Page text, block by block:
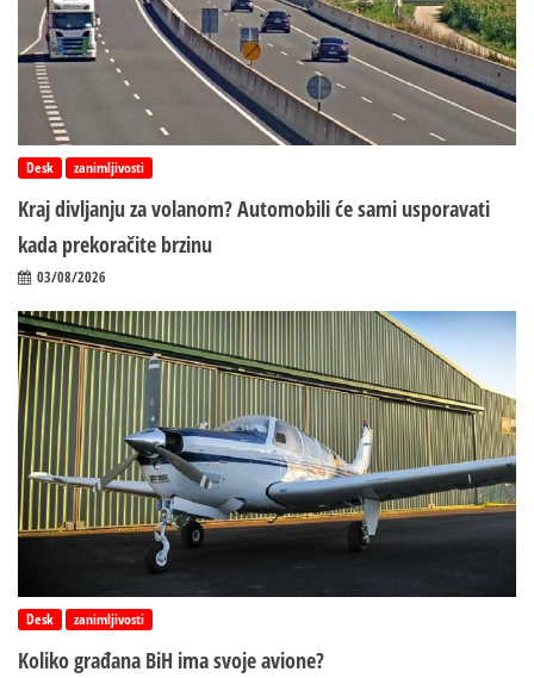
Desk zanimljivosti
Kraj divljanju za volanom? Automobili će sami usporavati
kada prekoračite brzinu
03/08/2026
Desk zanimljivosti
Koliko građana BiH ima svoje avione?